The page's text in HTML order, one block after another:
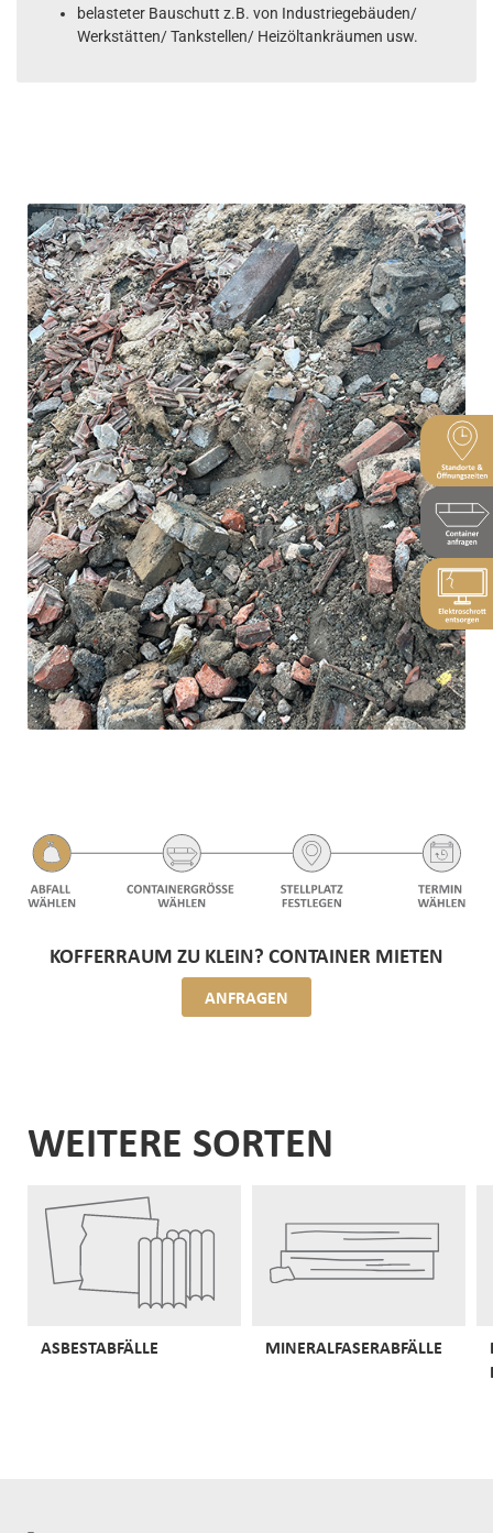
belasteter Bauschutt z.B. von Industriegebäuden/
Werkstätten/ Tankstellen/ Heizöltankräumen usw.
KOFFERRAUM ZU KLEIN? CONTAINER MIETEN
ANFRAGEN
WEITERE SORTEN
ASBESTABFÄLLE MINERALFASERABFÄLLE